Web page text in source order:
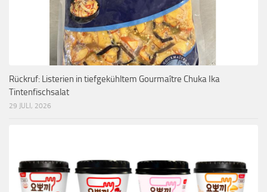
Rückruf: Listerien in tiefgekühltem Gourmaître Chuka Ika
Tintenfischsalat
29 JULI, 2026